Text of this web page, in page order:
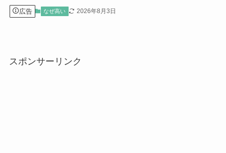
広告 なぜ高い 2026年8月3日
スポンサーリンク